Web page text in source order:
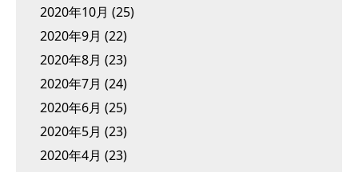
2020年10月 (25)
2020年9月 (22)
2020年8月 (23)
2020年7月 (24)
2020年6月 (25)
2020年5月 (23)
2020年4月 (23)